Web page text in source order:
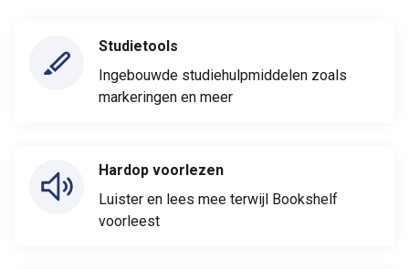
Studietools
Ingebouwde studiehulpmiddelen zoals
markeringen en meer
Hardop voorlezen
Luister en lees mee terwijl Bookshelf
voorleest